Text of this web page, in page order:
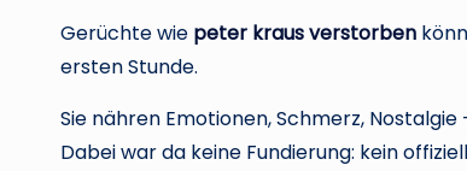
Gerüchte wie peter kraus verstorben
ersten Stunde.
Sie nähren Emotionen, Schmerz,
Dabei war da keine Fundierung: kein